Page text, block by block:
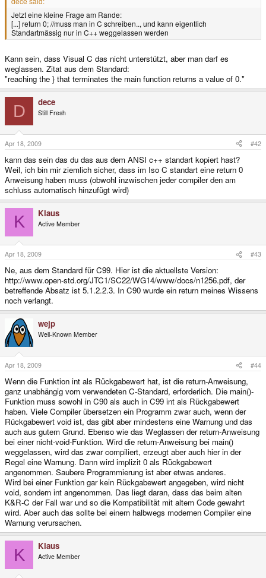
Jetzt eine kleine Frage am Rande:
[...] return 0; //muss man in C schreiben.., und kann eigentlich
Standartmässig nur in C++ weggelassen werden
Kann sein, dass Visual C das nicht unterstützt, aber man darf es
weglassen. Zitat aus dem Standard:
"reaching the } that terminates the main function returns a value of 0."
D dece
Still Fresh
Apr 18, 2009 #42
kann das sein das du das aus dem ANSI c++ standart kopiert hast?
Weil, ich bin mir ziemlich sicher, dass im Iso C standart eine return 0
Anweisung haben muss (obwohl inzwischen jeder compiler den am
schluss automatisch hinzufügt wird)
K Klaus
Active Member
Apr 18, 2009 #43
Ne, aus dem Standard für C99. Hier ist die aktuellste Version:
http://www.open-std.org/JTC1/SC22/WG14/www/docs/n1256.pdf, der
betreffende Absatz ist 5.1.2.2.3. In C90 wurde ein return meines Wissens
noch verlangt.
wejp
Well-Known Member
Apr 18, 2009 #44
Wenn die Funktion int als Rückgabewert hat, ist die return-Anweisung,
ganz unabhängig vom verwendeten C-Standard, erforderlich. Die main()-
Funktion muss sowohl in C90 als auch in C99 int als Rückgabewert
haben. Viele Compiler übersetzen ein Programm zwar auch, wenn der
Rückgabewert void ist, das gibt aber mindestens eine Warnung und das
auch aus gutem Grund. Ebenso wie das Weglassen der return-Anweisung
bei einer nicht-void-Funktion. Wird die return-Anweisung bei main()
weggelassen, wird das zwar compiliert, erzeugt aber auch hier in der
Regel eine Warnung. Dann wird implizit 0 als Rückgabewert
angenommen. Saubere Programmierung ist aber etwas anderes.
Wird bei einer Funktion gar kein Rückgabewert angegeben, wird nicht
void, sondern int angenommen. Das liegt daran, dass das beim alten
K&R-C der Fall war und so die Kompatibilität mit altem Code gewahrt
wird. Aber auch das sollte bei einem halbwegs modernen Compiler eine
Warnung verursachen.
K Klaus
Active Member